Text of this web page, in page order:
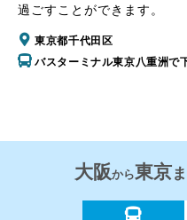
過ごすことができます。
東京都千代田区
バスターミナル東京八重洲で
大阪から東京